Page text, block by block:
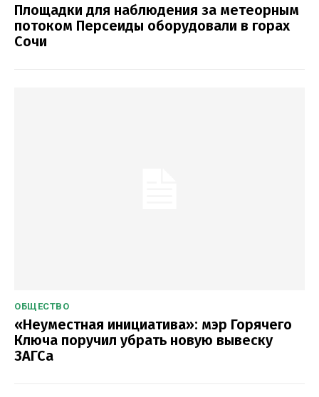
Площадки для наблюдения за метеорным
потоком Персеиды оборудовали в горах
Сочи
ОБЩЕСТВО
«Неуместная инициатива»: мэр Горячего
Ключа поручил убрать новую вывеску
ЗАГСа